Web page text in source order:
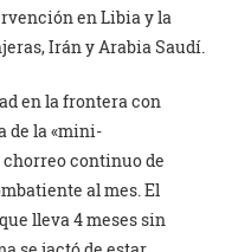
en Libia y la
Irán y Arabia Saudí.
en la frontera con
de la «mini-
continuo de
al mes. El
lleva 4 meses sin